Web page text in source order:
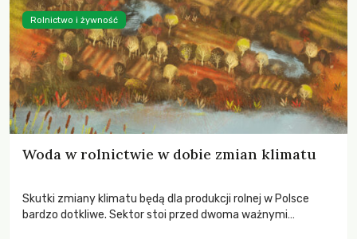
Woda w rolnictwie w dobie zmian klimatu
Skutki zmiany klimatu będą dla produkcji rolnej w Polsce
bardzo dotkliwe. Sektor stoi przed dwoma ważnymi
Rolnictwo i żywność